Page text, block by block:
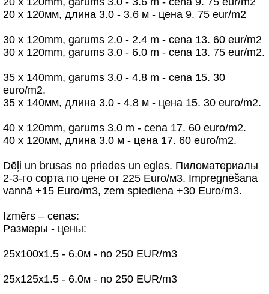
20 x 120мм, длина 3.0 - 3.6 м - цена 9. 75 eur/m2
30 x 120mm, garums 2.0 - 2.4 m - cena 13. 60 eur/m2
30 x 120mm, garums 3.0 - 6.0 m - cena 13. 75 eur/m2.
35 x 140mm, garums 3.0 - 4.8 m - cena 15. 30
euro/m2.
35 x 140мм, длина 3.0 - 4.8 м - цена 15. 30 euro/m2.
40 x 120mm, garums 3.0 m - cena 17. 60 euro/m2.
40 x 120мм, длина 3.0 м - цена 17. 60 euro/m2.
Dēļi un brusas no priedes un egles. Пиломатериалы
2-3-го сорта по цене от 225 Euro/м3. Impregnēšana
vannā +15 Euro/m3, zem spiediena +30 Euro/m3.
Izmērs – cenas:
Pазмеры - цены:
25х100х1.5 - 6.0м - no 250 EUR/m3
25х125х1.5 - 6.0м - no 250 EUR/m3